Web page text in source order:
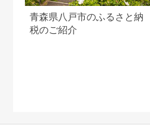
青森県八戸市のふるさと納
税のご紹介